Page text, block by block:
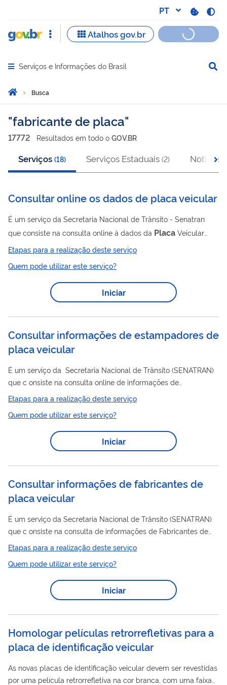
Abrir menu principal de navegação
Serviços e Informações do Brasil
Você está aqui:
Página Inicial
Busca
Busca
fabricante de placa
17772 Resultados em todo o GOV.BR
Serviços (18) Serviços Estaduais (2) Notícias
Consultar online os dados de placa veicular
É um serviço da Secretaria Nacional de Trânsito - Senatran
que consiste na consulta online à dados da Placa Veicular
para validação dos dados daplaca, seu
estampador. A partir do QR Code localizado na
Estampador; Marca/ Modelo; Ano Fabricação; Dados Atuais do
Veículo; Número de Série do QR Code.
Etapas para a realização deste serviço
Quem pode utilizar este serviço?
Iniciar
Consultar informações de estampadores de
placa veicular
É um serviço da Secretaria Nacional de Trânsito (SENATRAN)
que c onsiste na consulta online de informações de
estampadores deplaca veicular credenciados e habilitados
Emplaca).
Etapas para a realização deste serviço
Quem pode utilizar este serviço?
Iniciar
Consultar informações de fabricantes de
placa veicular
É um serviço da Secretaria Nacional de Trânsito (SENATRAN)
que c onsiste na consulta de informações de Fabricantes de
PlacaVeicular credenciados e habilitados para utilizar o
Etapas para a realização deste serviço
Quem pode utilizar este serviço?
Iniciar
Homologar películas retrorrefletivas para a
placa de identificação veicular
As novas placas de identificação veicular devem ser revestidas
por uma película retrorrefletiva na cor branca, com uma faixa